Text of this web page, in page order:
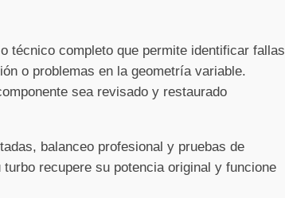
técnico completo que permite identificar fallas
o problemas en la geometría variable.
sea revisado y restaurado
balanceo profesional y pruebas de
recupere su potencia original y funcione